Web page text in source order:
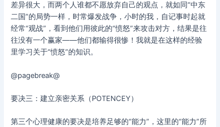
差异很大，而两个人谁都不愿放弃自己的观点，就如同“中东
二国”的局势一样，时常爆发战争，小时的我，自记事时起就
经常“观战”，看到他们用彼此的“愤怒”来攻击对方，结果是往
往没有一个赢家——他们都输得很惨！我就是在这样的经验
里学习关于“愤怒”的知识。
@pagebreak@
要决三：建立亲密关系（POTENCEY）
第三个心理健康的要决是培养足够的“能力”，这里的“能力”所